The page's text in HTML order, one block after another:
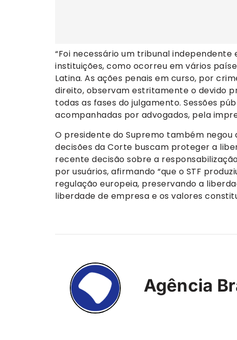
“Foi necessário um tribunal
instituições, como ocorreu em vários
Latina. As ações penais em curso, por
direito, observam estritamente o devido
todas as fases do julgamento. Sessões
acompanhadas por advogados, pela
O presidente do Supremo também negou
decisões da Corte buscam proteger a
recente decisão sobre a
por usuários, afirmando “que o STF
regulação europeia, preservando a
liberdade de empresa e os valores
Agência